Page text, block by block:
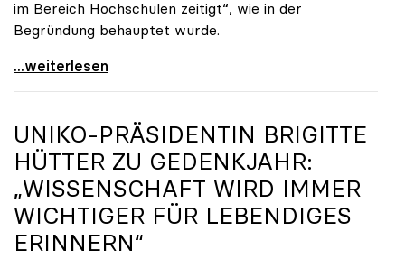
im Bereich Hochschulen zeitigt“, wie in der
Begründung behauptet wurde.
ORF-Publikumsrat: Regierung entsendet nun doch
...weiterlesen
UNIKO-PRÄSIDENTIN BRIGITTE
HÜTTER ZU GEDENKJAHR:
„WISSENSCHAFT WIRD IMMER
WICHTIGER FÜR LEBENDIGES
ERINNERN“